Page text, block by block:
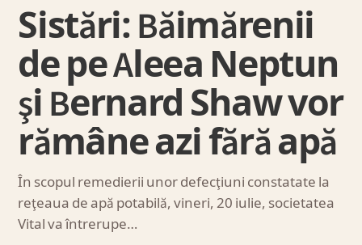
Sistări: Băimărenii
de pe Aleea Neptun
şi Bernard Shaw vor
rămâne azi fără apă
În scopul remedierii unor defecţiuni constatate la
reţeaua de apă potabilă, vineri, 20 iulie, societatea
Vital va întrerupe…